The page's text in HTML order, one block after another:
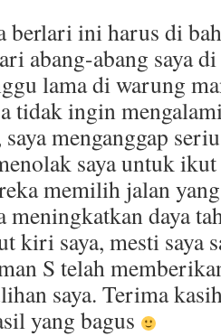
berlari ini harus di
abang-abang saya
lama di warung
tidak ingin
menganggap
saya untuk ikut
memilih jalan
meningkatkan daya
kiri saya, mesti saya
S telah
saya. Terima
yang bagus